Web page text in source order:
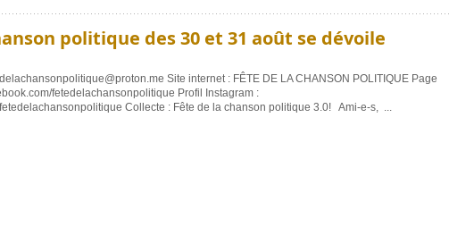
politique des 30 et 31 août se dévoile
Site internet : FÊTE DE LA CHANSON POLITIQUE Page
fetedelachansonpolitique Profil Instagram :
Collecte : Fête de la chanson politique 3.0! Ami-e-s, ...